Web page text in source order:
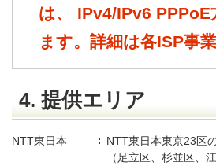
は、 IPv4/IPv6
ます。詳細は各ISP事
4. 提供エリア
NTT東日本
NTT東日本東京23区
（足立区、杉並区、